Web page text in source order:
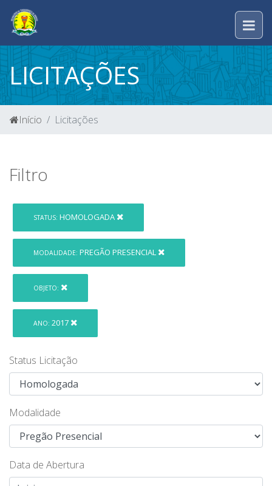
LICITAÇÕES
Início Licitações
Filtro
STATUS: HOMOLOGADA
MODALIDADE: PREGÃO PRESENCIAL
OBJETO:
ANO: 2017
Status Licitação
Modalidade
Data de Abertura